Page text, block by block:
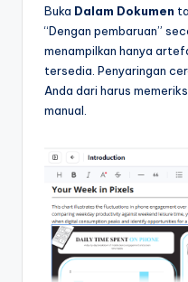
Buka Dalam Dokumen
“Dengan pembaruan”
menampilkan hanya
tersedia. Penyaringan
Anda dari harus
manual.